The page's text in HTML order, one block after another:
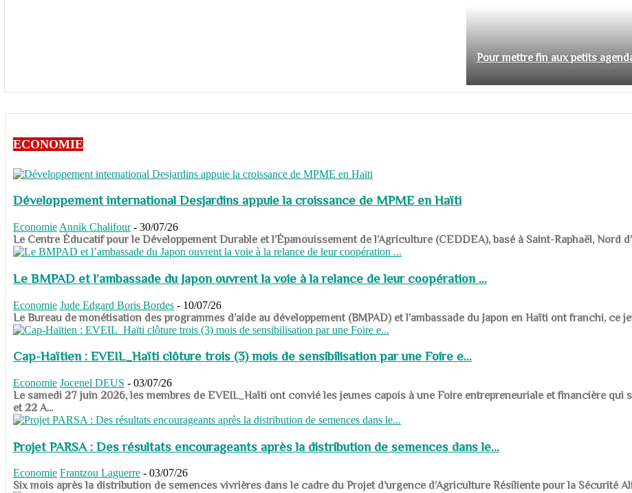
Pour mettre fin aux petits
ECONOMIE
Développement international Desjardins appuie la croissance de MPME en Haïti
Economie Annik Chalifour - 30/07/26
​​​​​​​Le Centre Éducatif pour le Développement Durable et l’Épanouissement de l’Agriculture (CEDDEA), basé à Saint-Raphaël, Nord
Le BMPAD et l’ambassade du Japon ouvrent la voie à la relance de leur coopération ...
Economie Jude Edgard Boris Bordes - 10/07/26
​​​​​​​Le Bureau de monétisation des programmes d’aide au développement (BMPAD) et l’ambassade du Japon en Haïti ont franchi, ce
Cap-Haïtien : EVEIL_Haïti clôture trois (3) mois de sensibilisation par une Foire e...
Economie Jocenel DEUS - 03/07/26
Le samedi 27 juin 2026, les membres de EVEIL_Haïti ont convié les jeunes capois à une Foire entrepreneuriale et financière qui
et 22 A...
Projet PARSA : Des résultats encourageants après la distribution de semences dans le...
Economie Frantzou Laguerre - 03/07/26
​​​​​​​Six mois après la distribution de semences vivrières dans le cadre du Projet d’urgence d’Agriculture Résiliente pour la Sécurité